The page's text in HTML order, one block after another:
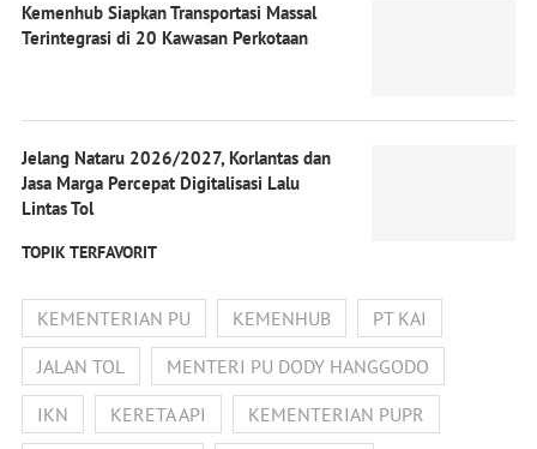
Kemenhub Siapkan Transportasi Massal
Terintegrasi di 20 Kawasan Perkotaan
Jelang Nataru 2026/2027, Korlantas dan
Jasa Marga Percepat Digitalisasi Lalu
Lintas Tol
TOPIK TERFAVORIT
KEMENTERIAN PU KEMENHUB
PT KAI
JALAN TOL
MENTERI PU DODY HANGGODO
IKN
KERETA API
KEMENTERIAN PUPR